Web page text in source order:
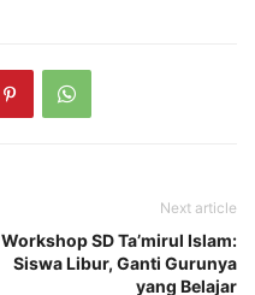
Next article
Workshop SD Ta’mirul Islam:
Siswa Libur, Ganti Gurunya
yang Belajar